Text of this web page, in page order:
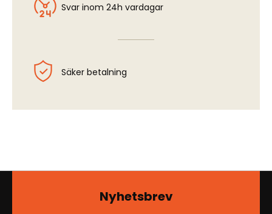
Svar inom 24h vardagar
Säker betalning
Nyhetsbrev